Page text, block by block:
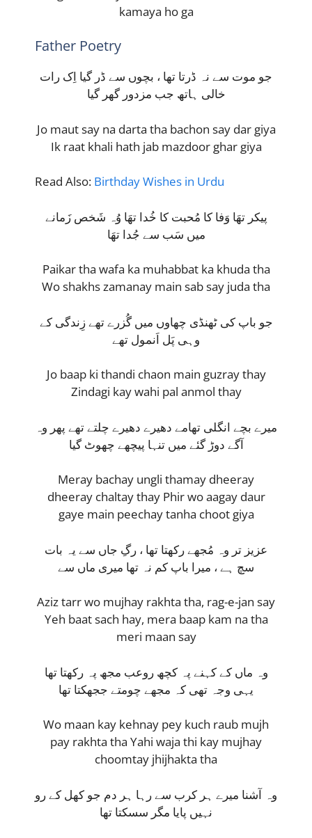
kamaya ho ga
Father Poetry
جو موت سے نہ ڈرتا تھا ، بچوں سے ڈر گیا اِک رات
خالی ہاتھ جب مزدور گھر گیا
Jo maut say na darta tha bachon say dar giya
Ik raat khali hath jab mazdoor ghar giya
Read Also: Birthday Wishes in Urdu
پیکر تھَا وَفا کا مُحبت کا خُدا تھَا وُہ شَخص زَمانے
میں سَب سے جُدا تھَا
Paikar tha wafa ka muhabbat ka khuda tha
Wo shakhs zamanay main sab say juda tha
جو باپ کی ٹھنڈی چھاوں میں گُزرے تھے زِندگی کے
وہی پَل اَنمول تھے
Jo baap ki thandi chaon main guzray thay
Zindagi kay wahi pal anmol thay
میرے بچے انگلی تھامے دھیرے دھیرے چلتے تھے پھر وہ
آگے دوڑ گئے میں تنہا پیچھے چھوٹ گیا
Meray bachay ungli thamay dheeray
dheeray chaltay thay Phir wo aagay daur
gaye main peechay tanha choot giya
عزیز تر وہ مُجھے رکھتا تھا ، رگِ جاں سے یہ بات
سچ ہے ، میرا باپ کم نہ تھا میری ماں سے
Aziz tarr wo mujhay rakhta tha, rag-e-jan say
Yeh baat sach hay, mera baap kam na tha
meri maan say
وہ ماں کے کہنے پہ کچھ روعب مجھ پہ رکھتا تھا
یہی وجہ تھی کہ مجھے چومتے ججھکتا تھا
Wo maan kay kehnay pey kuch raub mujh
pay rakhta tha Yahi waja thi kay mujhay
choomtay jhijhakta tha
وہ آشنا میرے ہر کرب سے رہا ہر دم جو کھل کے رو
نہیں پایا مگر سسکتا تھا